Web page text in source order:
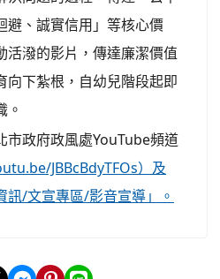
避、誠實信用」等核心價
活潑的影片，傳達廉潔價值
向下紮根，自幼兒階段起即
。
市政府政風處YouTube頻道
JBBcBdyTFOs）及
訊/文宣專區/影音宣導」。